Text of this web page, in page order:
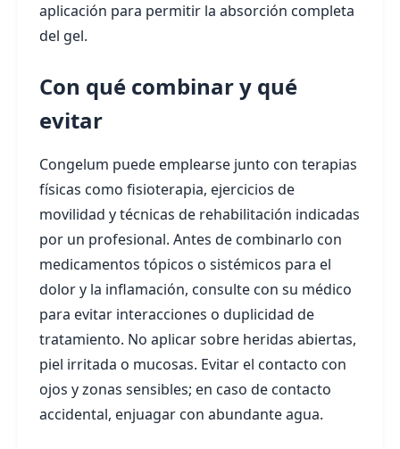
aplicación para permitir la absorción completa
del gel.
Con qué combinar y qué
evitar
Congelum puede emplearse junto con terapias
físicas como fisioterapia, ejercicios de
movilidad y técnicas de rehabilitación indicadas
por un profesional. Antes de combinarlo con
medicamentos tópicos o sistémicos para el
dolor y la inflamación, consulte con su médico
para evitar interacciones o duplicidad de
tratamiento. No aplicar sobre heridas abiertas,
piel irritada o mucosas. Evitar el contacto con
ojos y zonas sensibles; en caso de contacto
accidental, enjuagar con abundante agua.